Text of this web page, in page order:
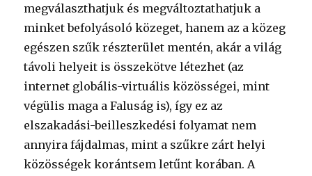
megválaszthatjuk és megváltoztathatjuk a
minket befolyásoló közeget, hanem az a közeg
egészen szűk részterület mentén, akár a világ
távoli helyeit is összekötve létezhet (az
internet globális-virtuális közösségei, mint
végülis maga a Faluság is), így ez az
elszakadási-beilleszkedési folyamat nem
annyira fájdalmas, mint a szűkre zárt helyi
közösségek korántsem letűnt korában. A